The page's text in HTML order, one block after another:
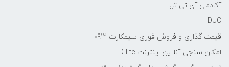
آکادمی آی تی تل
DUC
قیمت گذاری و فروش فوری سیمکارت 0912
امکان سنجی آنلاین اینترنت TD-Lte